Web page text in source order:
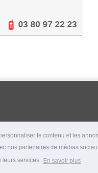
le contenu et les
nos partenaires de médias
leurs services. En savoir plus
03 80 97 22 23